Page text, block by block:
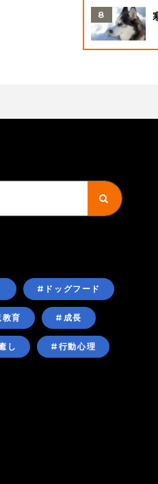
#ドッグフード
育 #成長
し #行動心理